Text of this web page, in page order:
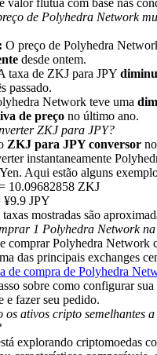
Rewards
Trade BTC to Share 25000
& Win
CASHCAT prize pool
de Polyhedra Network
O preço de Polyhedra
desde ontem.
taxa de ZKJ para JPY
passado.
Network teve uma
de preço no último ano.
ZKJ para JPY?
ZKJ para JPY conversor
instantaneamente
Aqui estão alguns
10.09682858 ZKJ
JPY
taxas mostradas são
1 Polyhedra Network
comprar Polyhedra Network
das principais exchanges
de compra de Polyhedra
sobre como configurar
e fazer seu pedido.
os ativos cripto semelhantes
explorando criptomoedas